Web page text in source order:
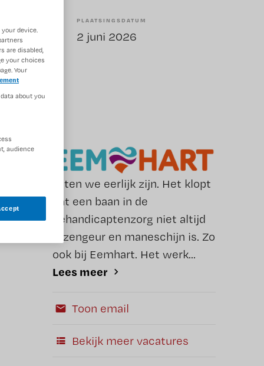
PLAATSINGSDATUM
2 juni 2026
Laten we eerlijk zijn. Het klopt
dat een baan in de
gehandicaptenzorg niet altijd
rozengeur en maneschijn is. Zo
ook bij Eemhart. Het werk...
Lees meer
Toon email
Bekijk meer vacatures
device.
are disabled,
your choices
Your
about you
audience